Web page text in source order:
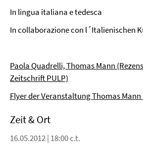
In lingua italiana e tedesca
In collaborazione con l´Italienischen
Paola Quadrelli, Thomas Mann
Zeitschrift PULP)
Flyer der Veranstaltung Thomas Mann
Zeit & Ort
16.05.2012 | 18:00 c.t.